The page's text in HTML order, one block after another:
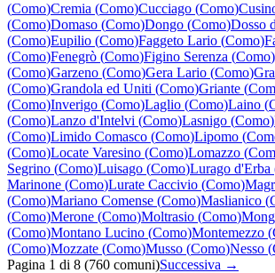
(Como)Cremia (Como)Cucciago (Como)
(Como)Domaso (Como)Dongo (Como)Dosso
(Como)Eupilio (Como)Faggeto Lario (Como)
(Como)Fenegrò (Como)Figino Serenza (Como)
(Como)Garzeno (Como)Gera Lario (Como)
(Como)Grandola ed Uniti (Como)Griante (
(Como)Inverigo (Como)Laglio (Como)Laino (
(Como)Lanzo d'Intelvi (Como)Lasnigo (Como)
(Como)Limido Comasco (Como)Lipomo (
(Como)Locate Varesino (Como)Lomazzo (
Segrino (Como)Luisago (Como)Lurago d'Erba
Marinone (Como)Lurate Caccivio (Como)
(Como)Mariano Comense (Como)Maslianico (
(Como)Merone (Como)Moltrasio (Como)
(Como)Montano Lucino (Como)Montemezzo (
(Como)Mozzate (Como)Musso (Como)Nesso (
Pagina 1 di 8 (760 comuni)Successiva →